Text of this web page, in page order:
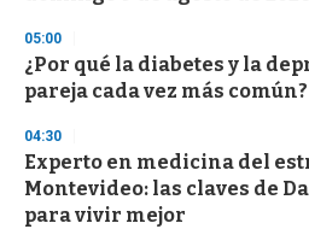
05:00
¿Por qué la diabetes y la
pareja cada vez más común?
04:30
Experto en medicina del
Montevideo: las claves de
para vivir mejor